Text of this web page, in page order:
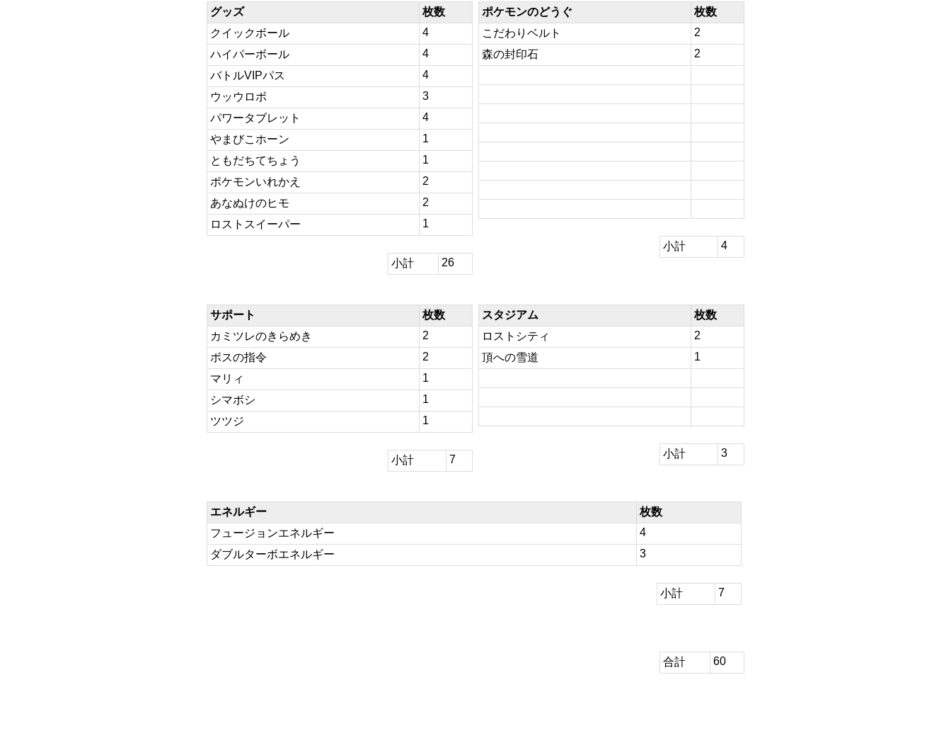
グッズ
枚数
クイックボール
4
ハイパーボール
4
バトルVIPパス
4
ウッウロボ
3
パワータブレット
4
やまびこホーン
1
ともだちてちょう
1
ポケモンいれかえ
2
あなぬけのヒモ
2
ロストスイーパー
1
小計 26
ポケモンのどうぐ
枚数
こだわりベルト
2
森の封印石
2
小計 4
サポート
枚数
カミツレのきらめき
2
ボスの指令
2
マリィ
1
シマボシ
1
ツツジ
1
小計 7
スタジアム
枚数
ロストシティ
2
頂への雪道
1
小計 3
エネルギー
枚数
フュージョンエネルギー
4
ダブルターボエネルギー
3
小計 7
合計 60